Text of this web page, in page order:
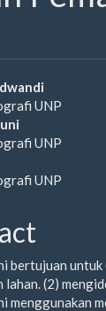
UNP
UNP
UNP
bertujuan
lahan. (2)
menggunakan